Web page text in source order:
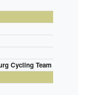
Cycling Team